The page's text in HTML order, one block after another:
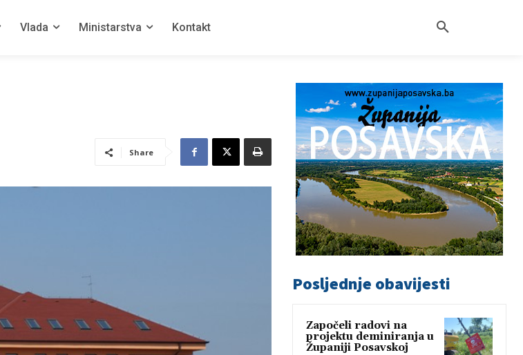
Vlada Ministarstva Kontakt
Share
Posljednje obavijesti
Započeli radovi na
projektu deminiranja u
Županiji Posavskoj